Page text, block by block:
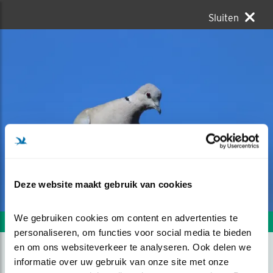
Deze website maakt gebruik van cookies
We gebruiken cookies om content en advertenties te
personaliseren, om functies voor social media te bieden
en om ons websiteverkeer te analyseren. Ook delen we
informatie over uw gebruik van onze site met onze
Sluiten
Volgende foto Vorige foto